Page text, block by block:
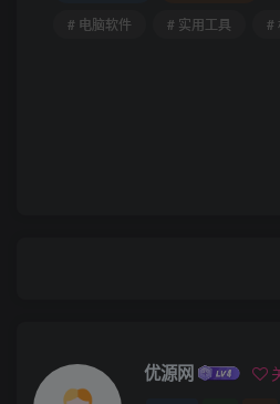
# 电脑软件
# 实用工具 #
优源网